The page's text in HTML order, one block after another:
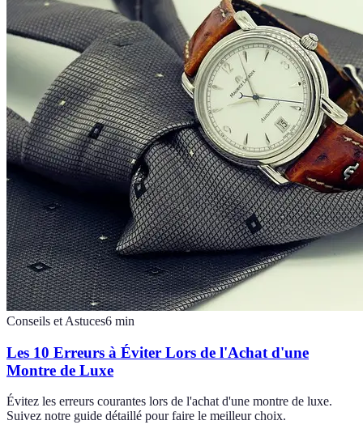
Conseils et Astuces6 min
Les 10 Erreurs à Éviter Lors de l'Achat d'une
Montre de Luxe
Évitez les erreurs courantes lors de l'achat d'une montre de luxe.
Suivez notre guide détaillé pour faire le meilleur choix.